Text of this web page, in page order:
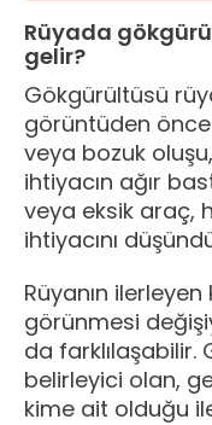
Rüyada
gelir?
Gökgürültüsü
görüntüden önce
veya bozuk
ihtiyacın ağır
veya eksik araç,
ihtiyacını
Rüyanın
görünmesi
da
belirleyici olan,
kime ait olduğu